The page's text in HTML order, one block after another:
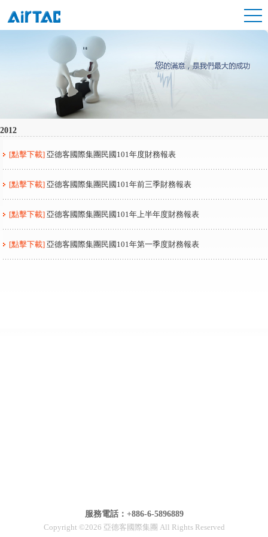
2012
[點擊下載] 亞德客國際集團民國101年度財務報表
[點擊下載] 亞德客國際集團民國101年前三季財務報表
[點擊下載] 亞德客國際集團民國101年上半年度財務報表
[點擊下載] 亞德客國際集團民國101年第一季度財務報表
服務電話：+886-6-5896889
Copyright ©2026 亞德客國際集團 All Rights Reserved